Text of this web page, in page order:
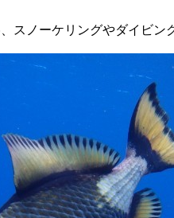
スノーケリングやダイビン